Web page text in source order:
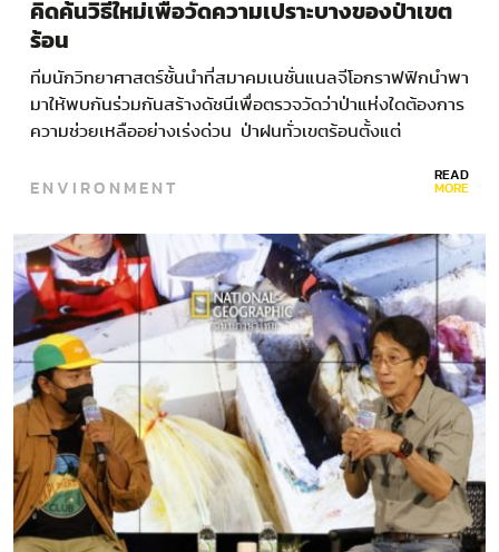
คิดค้นวิธีใหม่เพื่อวัดความเปราะบางของป่าเขต
ร้อน
ทีมนักวิทยาศาสตร์ชั้นนำที่สมาคมเนชั่นแนลจีโอกราฟฟิกนำพา
มาให้พบกันร่วมกันสร้างดัชนีเพื่อตรวจวัดว่าป่าแห่งใดต้องการ
ความช่วยเหลืออย่างเร่งด่วน ป่าฝนทั่วเขตร้อนตั้งแต่
าโขง กำลังถูกตัดโค่น แผ้วถาง หรือเผาเปิดทางให้ทุ่งหญ้า
ENVIRONMENT READ
MORE